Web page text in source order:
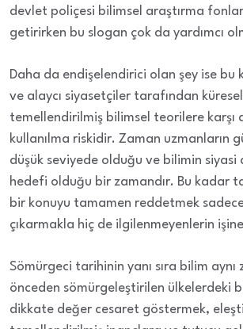
devlet poliçesi bilimsel araştırma
getirirken bu slogan çok da yardımcı
Daha da endişelendirici olan şey ise bu
ve alaycı siyasetçiler tarafından küresel
temellendirilmiş bilimsel teorilere karşı
kullanılma riskidir. Zaman uzmanların
düşük seviyede olduğu ve bilimin siyasi
hedefi olduğu bir zamandır. Bu kadar
bir konuyu tamamen reddetmek
çıkarmakla hiç de ilgilenmeyenlerin
Sömürgeci tarihinin yanı sıra bilim aynı
önceden sömürgeleştirilen ülkelerdeki
dikkate değer cesaret göstermek,